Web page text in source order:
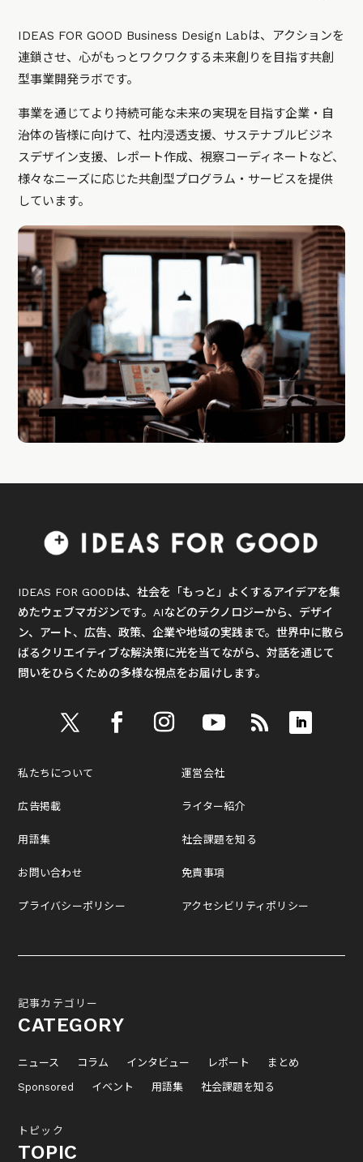
IDEAS FOR GOOD Business Design Labは、アクションを
連鎖させ、心がもっとワクワクする未来創りを目指す共創
型事業開発ラボです。
事業を通じてより持続可能な未来の実現を目指す企業・自
治体の皆様に向けて、社内浸透支援、サステナブルビジネ
スデザイン支援、レポート作成、視察コーディネートなど、
様々なニーズに応じた共創型プログラム・サービスを提供
しています。
IDEAS FOR GOODは、社会を「もっと」よくするアイデアを集
めたウェブマガジンです。AIなどのテクノロジーから、デザイ
ン、アート、広告、政策、企業や地域の実践まで。世界中に散ら
ばるクリエイティブな解決策に光を当てながら、対話を通じて
問いをひらくための多様な視点をお届けします。
私たちについて
広告掲載
用語集
お問い合わせ
プライバシーポリシー
運営会社
ライター紹介
社会課題を知る
免責事項
アクセシビリティポリシー
記事カテゴリー
CATEGORY
ニュース コラム インタビュー レポート
まとめ
Sponsored
イベント 用語集 社会課題を知る
トピック
TOPIC